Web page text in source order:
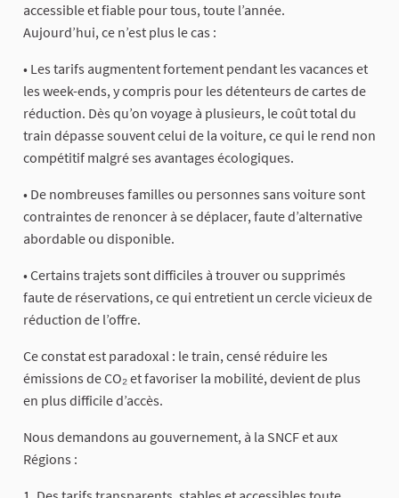
accessible et fiable pour tous, toute l’année.
Aujourd’hui, ce n’est plus le cas :
• Les tarifs augmentent fortement pendant les vacances et
les week-ends, y compris pour les détenteurs de cartes de
réduction. Dès qu’on voyage à plusieurs, le coût total du
train dépasse souvent celui de la voiture, ce qui le rend non
compétitif malgré ses avantages écologiques.
• De nombreuses familles ou personnes sans voiture sont
contraintes de renoncer à se déplacer, faute d’alternative
abordable ou disponible.
• Certains trajets sont difficiles à trouver ou supprimés
faute de réservations, ce qui entretient un cercle vicieux de
réduction de l’offre.
Ce constat est paradoxal : le train, censé réduire les
émissions de CO₂ et favoriser la mobilité, devient de plus
en plus difficile d’accès.
Nous demandons au gouvernement, à la SNCF et aux
Régions :